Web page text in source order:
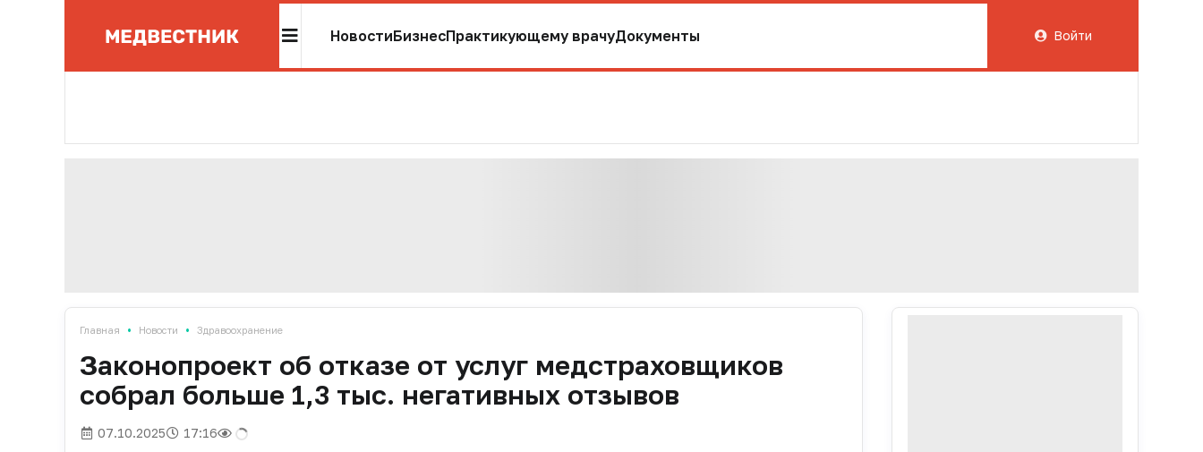
НовостиБизнесПрактикующему врачуДокументы Войти
Главная • Новости • Здравоохранение
Законопроект об отказе от услуг медстраховщиков
собрал больше 1,3 тыс. негативных отзывов
07.10.2025 17:16